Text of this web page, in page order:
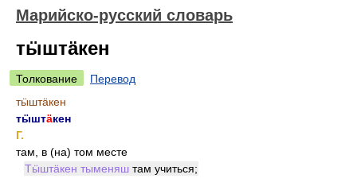
Марийско-русский словарь
тӹштӓкен
Толкование
Перевод
тӹштӓкен
тӹштӓкен
Г.
там, в (на) том месте
Тӹштӓкен тыменяш там учиться;